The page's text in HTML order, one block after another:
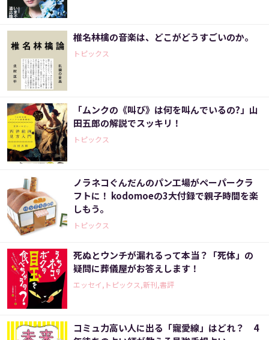
椎名林檎の音楽は、どこがどうすごいのか。
トピックス
「ムンクの《叫び》は何を叫んでいるの?」山
田五郎の解説でスッキリ！
トピックス
ノラネコぐんだんのパン工場がペーパークラ
フトに！ kodomoeの3大付録で親子時間を楽
しもう。
トピックス
死ぬとウンチが漏れるって本当？「死体」の
疑問に葬儀屋がお答えします！
エッセイ,トピックス,新刊,書評
コミュ力高い人に出る「寵愛線」はどれ？ 4